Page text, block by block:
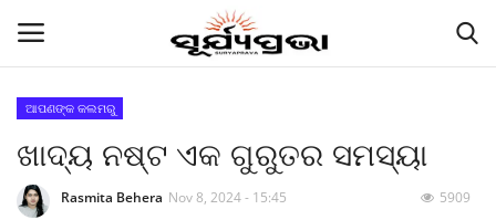
Contact
Gallery
ଆପଣଙ୍କ କଲମରୁ
ଖାଦ୍ୟ ନଷ୍ଟ ଏକ ଗୁରୁତର ସମସ୍ୟା
Rasmita Behera Nov 8, 2024 - 15:45 5909